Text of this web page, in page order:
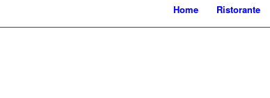
Home Ristorante